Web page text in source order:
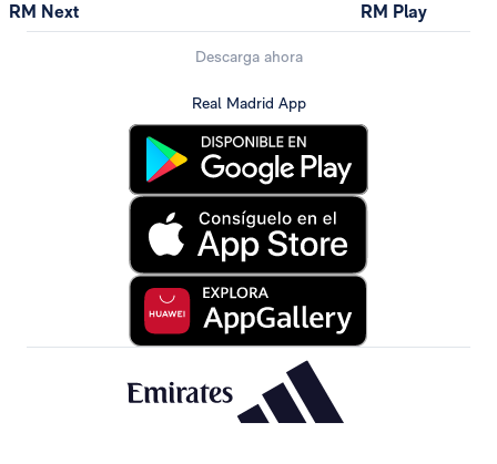
RM Next RM Play
Descarga ahora
Real Madrid App